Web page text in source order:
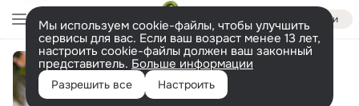
Войти
Мы используем cookie-файлы, чтобы улучшить
сервисы для вас. Если ваш возраст менее 13 лет,
настроить cookie-файлы должен ваш законный
представитель. Больше информации
Разрешить все Настроить
Сингл
Bedug Kuntul